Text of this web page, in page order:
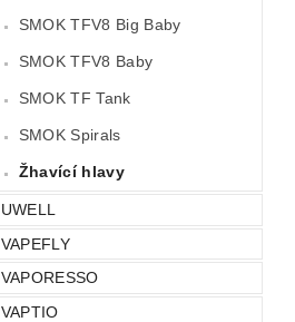
SMOK TFV8 Big Baby
SMOK TFV8 Baby
SMOK TF Tank
SMOK Spirals
Žhavící hlavy
UWELL
VAPEFLY
VAPORESSO
VAPTIO